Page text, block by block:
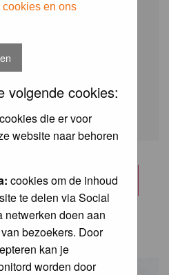
cookies en ons
volgende cookies:
cookies die er voor
website naar behoren
cookies om de inhoud
te delen via Social
netwerken doen aan
bezoekers. Door
kan je
worden door